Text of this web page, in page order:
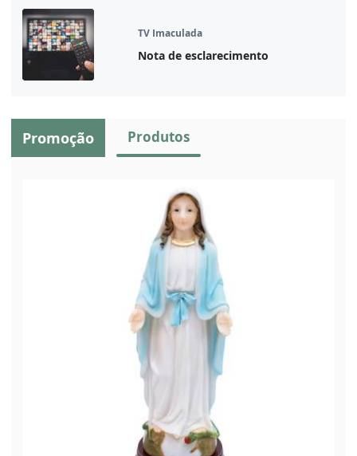
TV Imaculada
Nota de esclarecimento
Promoção Produtos